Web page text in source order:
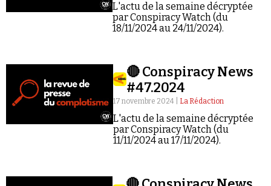
Se connecter
L'actu de la semaine décryptée
par Conspiracy Watch (du
18/11/2024 au 24/11/2024).
🔴 Conspiracy News
#47.2024
17 novembre 2024 | La Rédaction
L'actu de la semaine décryptée
par Conspiracy Watch (du
11/11/2024 au 17/11/2024).